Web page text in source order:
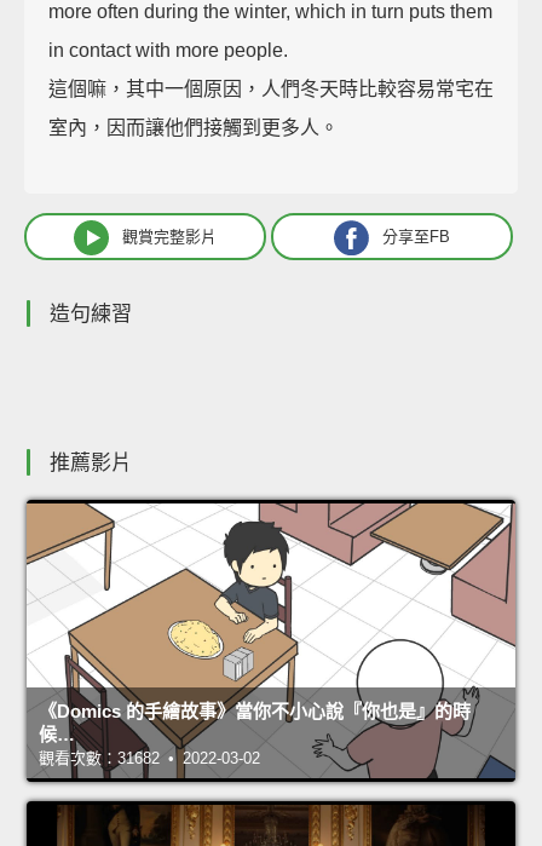
more often during the winter, which in turn puts them
in contact with more people.
這個嘛，其中一個原因，人們冬天時比較容易常宅在
室內，因而讓他們接觸到更多人。
觀賞完整影片 分享至FB
造句練習
推薦影片
《Domics 的手繪故事》當你不小心說『你也是』的時
候…
觀看次數：31682 • 2022-03-02